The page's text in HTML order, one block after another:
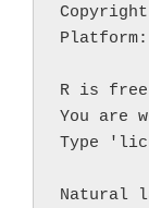
R is free
You are
Type
Natural